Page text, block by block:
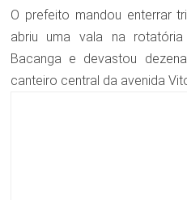
O prefeito mandou enterrar
abriu uma vala na
Bacanga e devastou
canteiro central da avenida